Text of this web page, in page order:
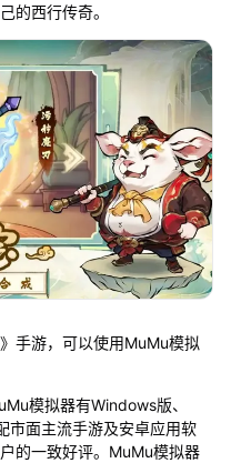
的西行传奇。
手游，可以使用MuMu模拟
模拟器有Windows版、
市面主流手游及安卓应用软
的一致好评。MuMu模拟器